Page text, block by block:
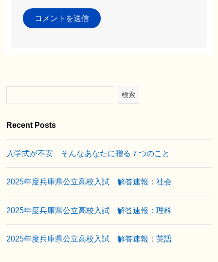
検索
Recent Posts
入学式が不安 そんなあなたに贈る７つのこと
2025年度兵庫県公立高校入試 解答速報：社会
2025年度兵庫県公立高校入試 解答速報：理科
2025年度兵庫県公立高校入試 解答速報：英語